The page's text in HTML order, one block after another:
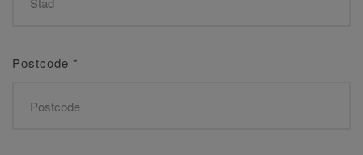
Postcode *